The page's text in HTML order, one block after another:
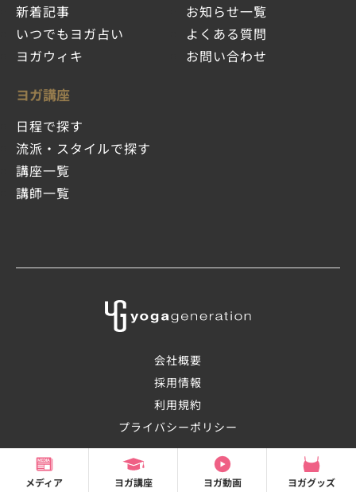
メディア ヨガ講座 ヨガ動画 ヨガグッズ
新着記事
いつでもヨガ占い
ヨガウィキ
ヨガ講座
日程で探す
流派・スタイルで探す
講座一覧
講師一覧
お知らせ一覧
よくある質問
お問い合わせ
会社概要
採用情報
利用規約
プライバシーポリシー
©2008-2026 OHANAsmile Inc.